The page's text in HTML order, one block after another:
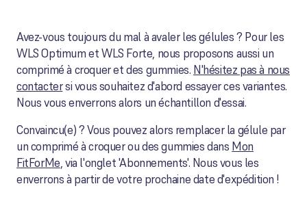
Avez-vous toujours du mal à avaler les gélules ? Pour les
WLS Optimum et WLS Forte, nous proposons aussi un
comprimé à croquer et des gummies. N'hésitez pas à nous
contactersi vous souhaitez d'abord essayer ces variantes.
Nous vous enverrons alors un échantillon d'essai.
Convaincu(e) ? Vous pouvez alors remplacer la gélule par
un comprimé à croquer ou des gummies dans Mon
FitForMe, via l'onglet 'Abonnements'. Nous vous les
enverrons à partir de votre prochaine date d'expédition !